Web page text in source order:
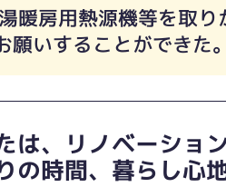
暖房用熱源機等を取
願いすることができた。
は、リノベーショ
の時間、暮らし心